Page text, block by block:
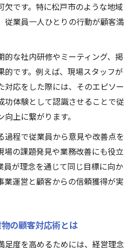
欠です。特に松戸市のような地域
従業員一人ひとりの行動が顧客満
的な社内研修やミーティング、掲
的です。例えば、現場スタッフが
対応をした際には、そのエピソー
功体験として認識させることで従
上に繋がります。
過程で従業員から意見や改善点を
場の課題発見や業務改善にも役立
員が理念を通じて同じ目標に向か
業運営と顧客からの信頼獲得が実
の顧客対応術とは
足度を高めるためには、経営理念